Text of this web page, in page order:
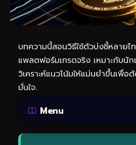
บทความนี้สอนวิธีใช้ตัวบ่งชี้หลายไ
แพลตฟอร์มเทรดจริง เหมาะกับนั
วิเคราะห์แนวโน้มให้แม่นยำขึ้นเพื่อ
มั่นใจ.
Menu